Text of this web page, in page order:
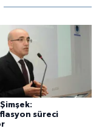
süreci